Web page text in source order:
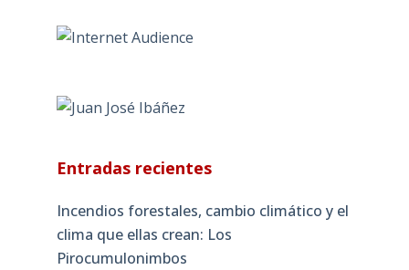
Entradas recientes
Incendios forestales, cambio climático y el
clima que ellas crean: Los
Pirocumulonimbos